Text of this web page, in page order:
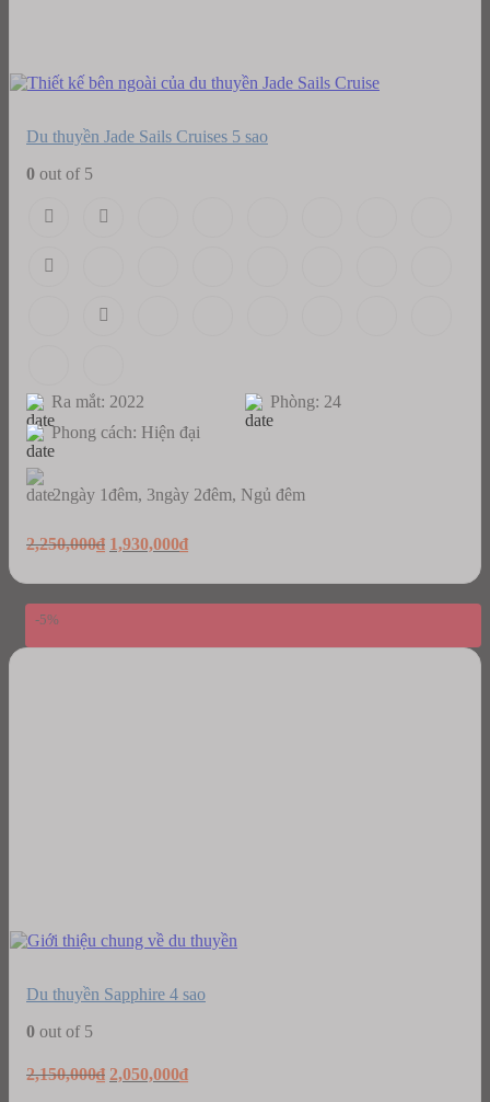
Du thuyền Jade Sails Cruises 5 sao
0 out of 5
Ra mắt: 2022
Phòng: 24
Phong cách: Hiện đại
2ngày 1đêm, 3ngày 2đêm, Ngủ đêm
2,250,000₫ Original
was:
2,250,000₫.
1,930,000₫Current
is:
1,930,000₫.
-5%
Du thuyền Sapphire 4 sao
0 out of 5
2,150,000₫ Original
2,050,000₫Current